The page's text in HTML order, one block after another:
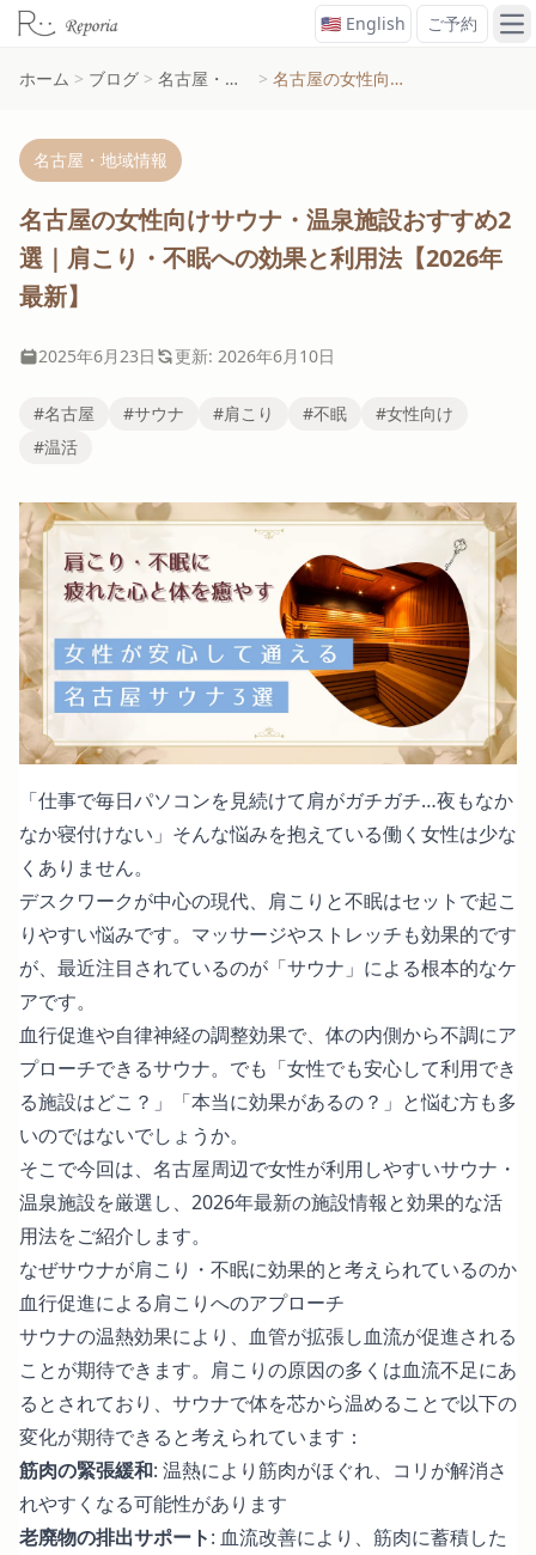
🇺🇸 English ご予約 メ
ホーム > ブログ > 名古屋・地域情報 > 名古屋の女性向けサウナ・温泉施設おすすめ2選｜肩こり・不眠への効果と利用法【2026年最新】
名古屋・地域情報
名古屋の女性向けサウナ・温泉施設おすすめ2
選｜肩こり・不眠への効果と利用法【2026年
最新】
2025年6月23日 更新: 2026年6月10日
#名古屋 #サウナ #肩こり #不眠
#女性向け
#温活
「仕事で毎日パソコンを見続けて肩がガチガチ…夜もなか
なか寝付けない」そんな悩みを抱えている働く女性は少な
くありません。
デスクワークが中心の現代、 肩こりと不眠はセットで起こ
りやすい悩みです。マッサージやストレッチも効果的です
が、最近注目されているのが「サウナ」による根本的なケ
アです。
血行促進や自律神経の調整効果で、体の内側から不調にア
プローチできるサウナ。でも「女性でも安心して利用でき
る施設はどこ？」「本当に効果があるの？」と悩む方も多
いのではないでしょうか。
そこで今回は、名古屋周辺で女性が利用しやすいサウナ・
温泉施設を厳選し、2026年最新の施設情報と効果的な活
用法をご紹介します。
なぜサウナが肩こり・不眠に効果的と考えられているのか
血行促進による肩こりへのアプローチ
サウナの温熱効果により、血管が拡張し血流が促進される
ことが期待できます。 肩こりの原因の多くは血流不足にあ
るとされており、サウナで体を芯から温めることで以下の
変化が期待できると考えられています：
筋肉の緊張緩和: 温熱により筋肉がほぐれ、コリが解消さ
れやすくなる可能性があります
老廃物の排出サポート: 血流改善により、筋肉に蓄積した